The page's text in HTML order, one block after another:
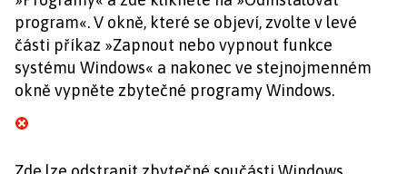
program«. V okně, které se objeví, zvolte v levé
části příkaz »Zapnout nebo vypnout funkce
systému Windows« a nakonec ve stejnojmenném
okně vypněte zbytečné programy Windows.